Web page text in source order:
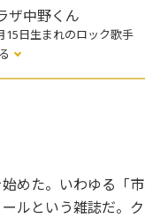
ザ中野くん
15日生まれのロック歌手
めた。いわゆる「
ルという雑誌だ。